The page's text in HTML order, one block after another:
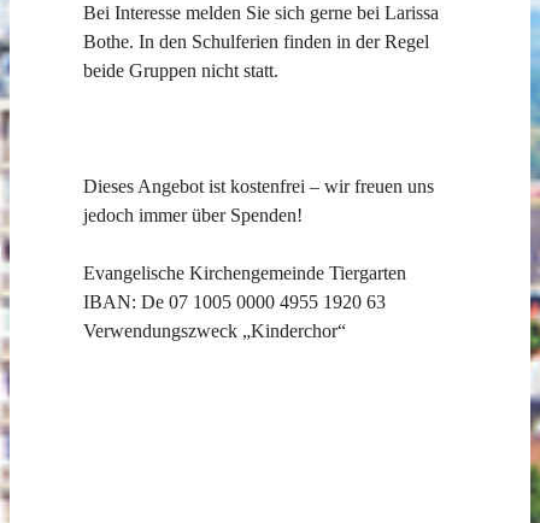
Bei Interesse melden Sie sich gerne bei Larissa
Bothe. In den Schulferien finden in der Regel
beide Gruppen nicht statt.
Dieses Angebot ist kostenfrei – wir freuen uns
jedoch immer über Spenden!
Evangelische Kirchengemeinde Tiergarten
IBAN: De 07 1005 0000 4955 1920 63
Verwendungszweck „Kinderchor“